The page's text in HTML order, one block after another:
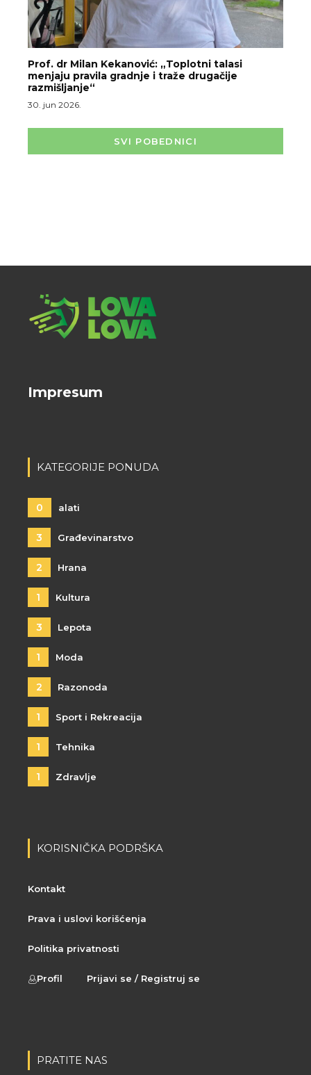
Prof. dr Milan Kekanović: „Toplotni talasi
menjaju pravila gradnje i traže drugačije
razmišljanje“
30. jun 2026.
SVI POBEDNICI
Impresum
KATEGORIJE PONUDA
0 alati
3 Građevinarstvo
2 Hrana
1 Kultura
3 Lepota
1 Moda
2 Razonoda
1 Sport i Rekreacija
1 Tehnika
1 Zdravlje
KORISNIČKA PODRŠKA
Kontakt
Prava i uslovi korišćenja
Politika privatnosti
Profil Prijavi se / Registruj se
PRATITE NAS